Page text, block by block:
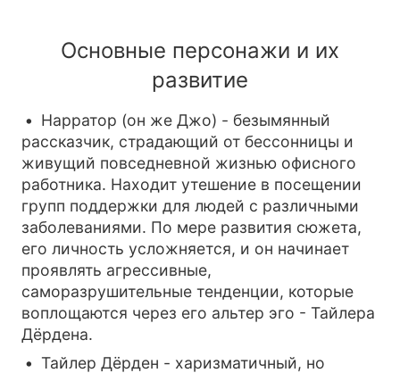
Основные персонажи и их
развитие
Нарратор (он же Джо) - безымянный
рассказчик, страдающий от бессонницы и
живущий повседневной жизнью офисного
работника. Находит утешение в посещении
групп поддержки для людей с различными
заболеваниями. По мере развития сюжета,
его личность усложняется, и он начинает
проявлять агрессивные,
саморазрушительные тенденции, которые
воплощаются через его альтер эго - Тайлера
Дёрдена.
Тайлер Дёрден - харизматичный, но